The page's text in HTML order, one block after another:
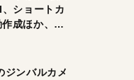
ショートカ
成ほか、期
能5選。
そこ！
ンバルカメ